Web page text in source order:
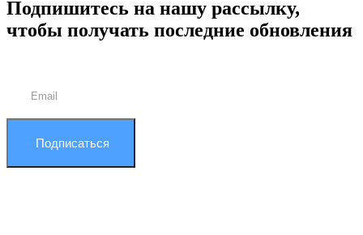
Подпишитесь на нашу рассылку,
чтобы получать последние обновления
Подписаться